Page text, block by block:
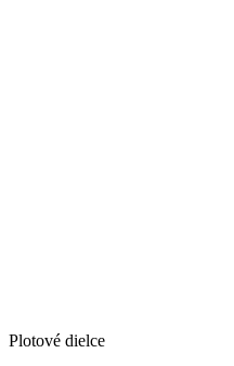
Plotové dielce